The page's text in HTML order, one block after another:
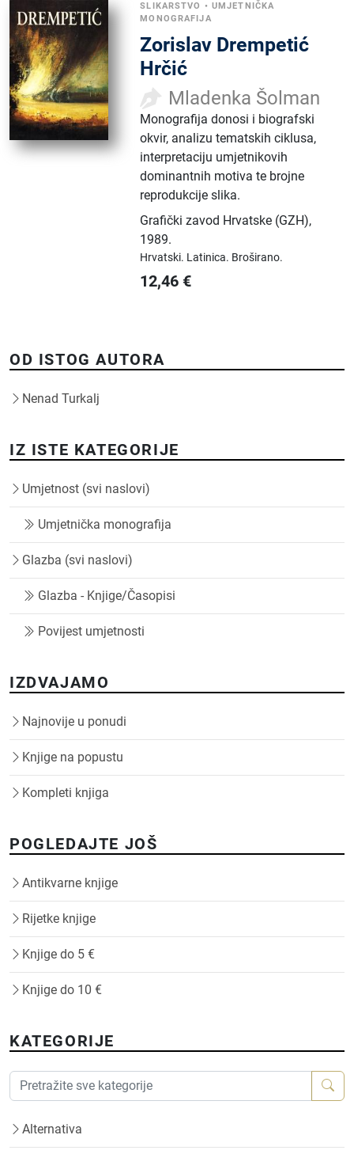
SLIKARSTVO • UMJETNIČKA
MONOGRAFIJA
Zorislav Drempetić
Hrčić
Mladenka Šolman
Monografija donosi i biografski
okvir, analizu tematskih ciklusa,
interpretaciju umjetnikovih
dominantnih motiva te brojne
reprodukcije slika.
Grafički zavod Hrvatske (GZH),
1989.
Hrvatski. Latinica. Broširano.
12,46 €
OD ISTOG AUTORA
Nenad Turkalj
IZ ISTE KATEGORIJE
Umjetnost (svi naslovi)
Umjetnička monografija
Glazba (svi naslovi)
Glazba - Knjige/Časopisi
Povijest umjetnosti
IZDVAJAMO
Najnovije u ponudi
Knjige na popustu
Kompleti knjiga
POGLEDAJTE JOŠ
Antikvarne knjige
Rijetke knjige
Knjige do 5 €
Knjige do 10 €
KATEGORIJE
Alternativa